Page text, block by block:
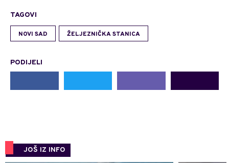
TAGOVI
NOVI SAD ŽELJEZNIČKA STANICA
PODIJELI
JOŠ IZ INFO